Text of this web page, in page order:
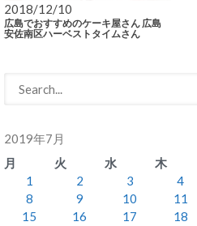
2018/12/10
広島でおすすめのケーキ屋さん 広島
安佐南区ハーベストタイムさん
2019年7月
月
火 水 木
1
2 3 4
8
9 10 11
15
16 17 18